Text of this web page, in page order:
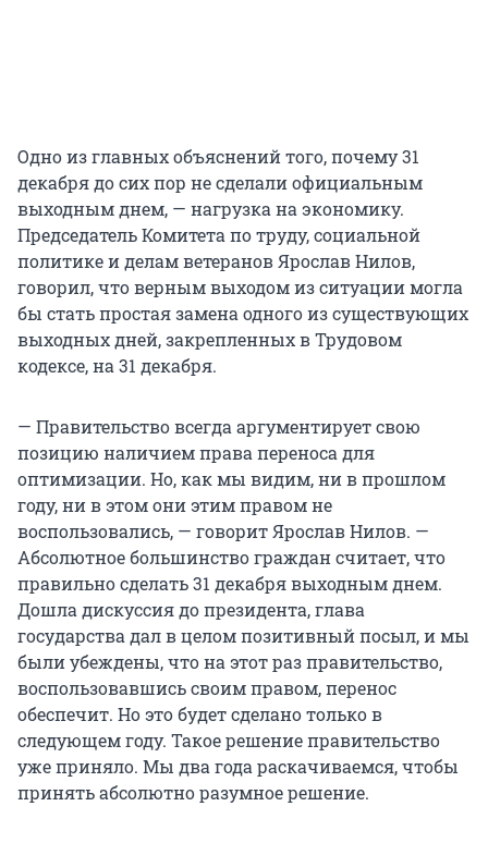
Одно из главных объяснений того, почему 31
декабря до сих пор не сделали официальным
выходным днем, — нагрузка на экономику.
Председатель Комитета по труду, социальной
политике и делам ветеранов Ярослав Нилов,
говорил, что верным выходом из ситуации могла
бы стать простая замена одного из существующих
выходных дней, закрепленных в Трудовом
кодексе, на 31 декабря.
— Правительство всегда аргументирует свою
позицию наличием права переноса для
оптимизации. Но, как мы видим, ни в прошлом
году, ни в этом они этим правом не
воспользовались, — говорит Ярослав Нилов. —
Абсолютное большинство граждан считает, что
правильно сделать 31 декабря выходным днем.
Дошла дискуссия до президента, глава
государства дал в целом позитивный посыл, и мы
были убеждены, что на этот раз правительство,
воспользовавшись своим правом, перенос
обеспечит. Но это будет сделано только в
следующем году. Такое решение правительство
уже приняло. Мы два года раскачиваемся, чтобы
принять абсолютно разумное решение.